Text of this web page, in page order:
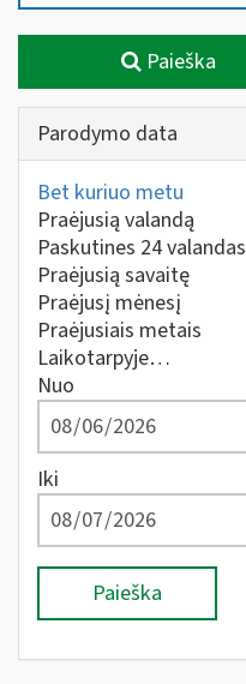
Paieška
Parodymo data
Bet kuriuo metu
Praėjusią valandą
Paskutines 24 valandas
Praėjusią savaitę
Praėjusį mėnesį
Praėjusiais metais
Laikotarpyje…
Nuo
Iki
Paieška